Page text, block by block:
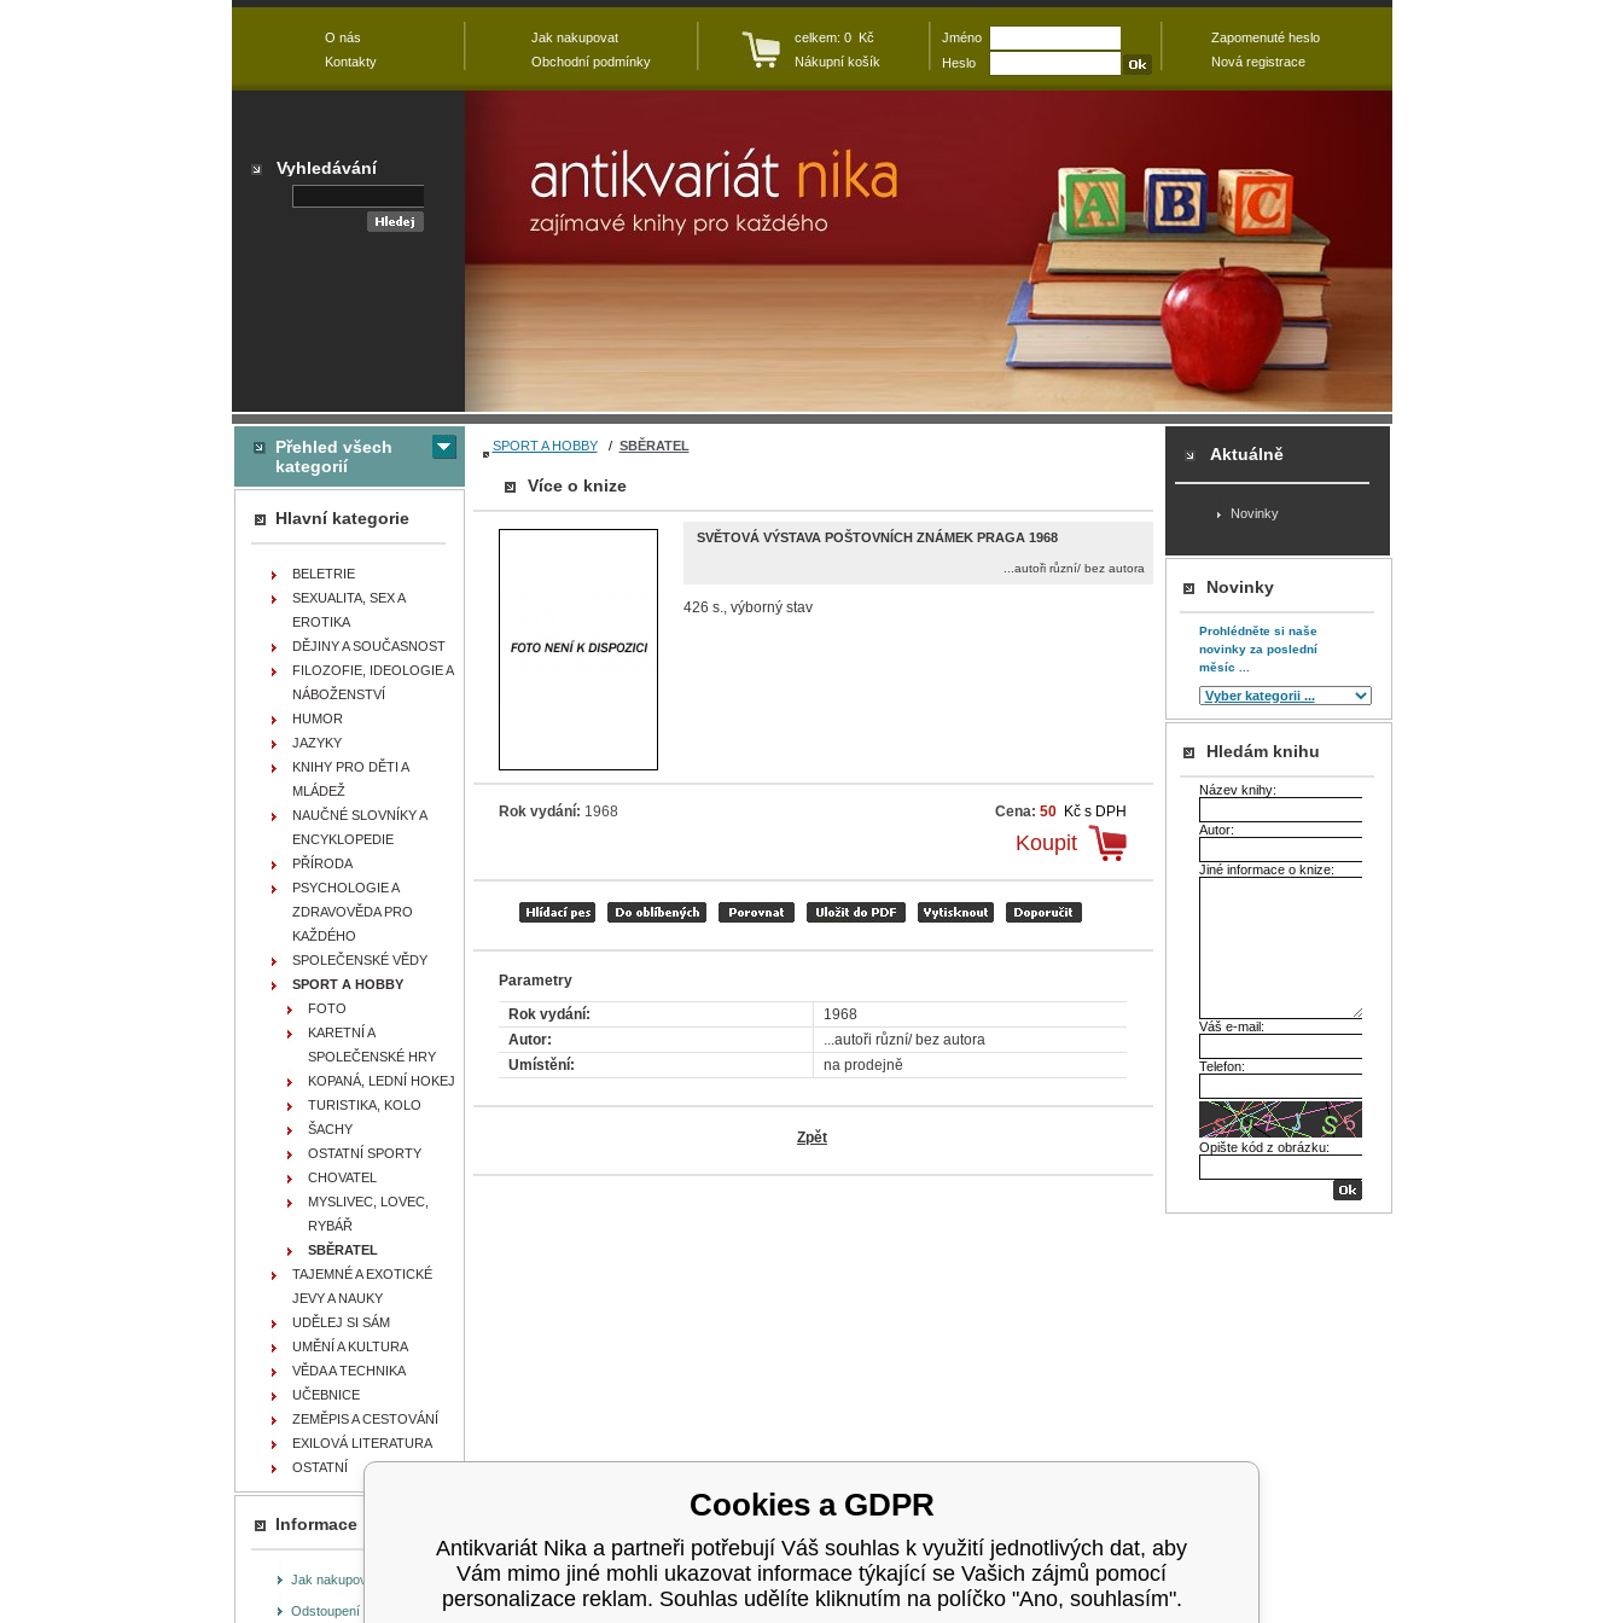
SPORT A HOBBY/ SBĚRATEL
Více o knize
SVĚTOVÁ VÝSTAVA POŠTOVNÍCH ZNÁMEK PRAGA 1968
...autoři různí/ bez autora
426 s., výborný stav
Rok vydání: 1968 Cena: 50 Kč s DPH
Koupit
Parametry
Rok vydání:
1968
Autor:
...autoři různí/ bez autora
Umístění:
na prodejně
Zpět
Přehled všech
kategorií
Hlavní kategorie
BELETRIE
SEXUALITA, SEX A
EROTIKA
DĚJINY A SOUČASNOST
FILOZOFIE, IDEOLOGIE A
NÁBOŽENSTVÍ
HUMOR
JAZYKY
KNIHY PRO DĚTI A
MLÁDEŽ
NAUČNÉ SLOVNÍKY A
ENCYKLOPEDIE
PŘÍRODA
PSYCHOLOGIE A
ZDRAVOVĚDA PRO
KAŽDÉHO
SPOLEČENSKÉ VĚDY
SPORT A HOBBY
FOTO
KARETNÍ A
SPOLEČENSKÉ HRY
KOPANÁ, LEDNÍ HOKEJ
TURISTIKA, KOLO
ŠACHY
OSTATNÍ SPORTY
CHOVATEL
MYSLIVEC, LOVEC,
RYBÁŘ
SBĚRATEL
TAJEMNÉ A EXOTICKÉ
JEVY A NAUKY
UDĚLEJ SI SÁM
UMĚNÍ A KULTURA
VĚDA A TECHNIKA
UČEBNICE
ZEMĚPIS A CESTOVÁNÍ
EXILOVÁ LITERATURA
OSTATNÍ
Informace
Jak nakupovat
Odstoupení od smlouvy
Aktuálně
Novinky
Novinky
Prohlédněte si naše
novinky za poslední
měsíc ...
Hledám knihu
Název knihy:
Autor:
Jiné informace o knize:
Váš e-mail:
Telefon:
Opište kód z obrázku:
O nás
Kontakty
Jak nakupovat
Obchodní podmínky
celkem: 0 Kč
Nákupní košík
Jméno
Heslo
Zapomenuté heslo
Nová registrace
Vyhledávání
Cookies a GDPR
Antikvariát Nika a partneři potřebují Váš souhlas k využití jednotlivých dat, aby
Vám mimo jiné mohli ukazovat informace týkající se Vašich zájmů pomocí
personalizace reklam. Souhlas udělíte kliknutím na políčko "Ano, souhlasím".